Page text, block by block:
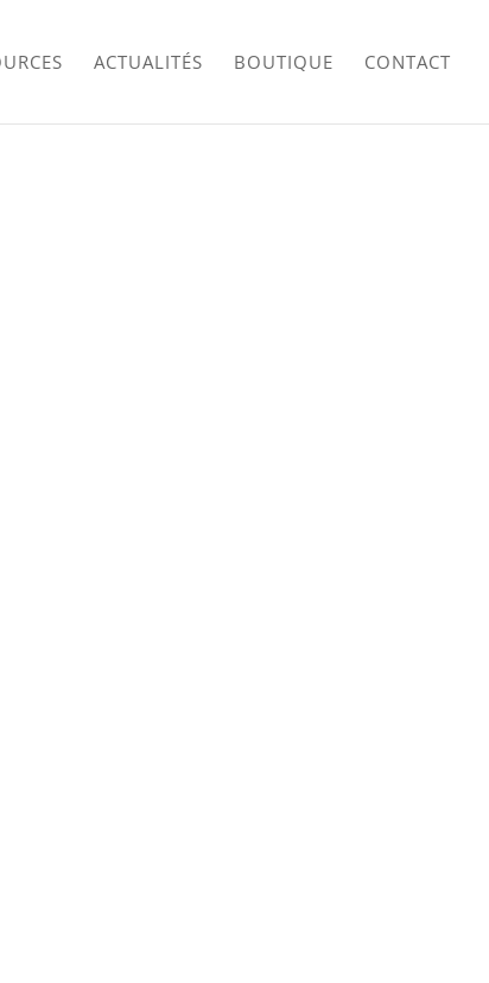
ACTUALITÉS BOUTIQUE CONTACT